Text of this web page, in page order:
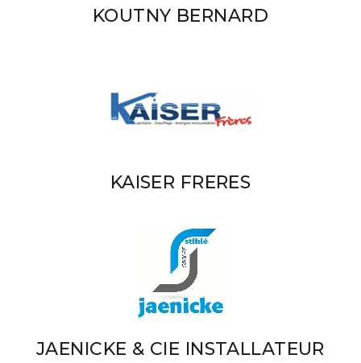
KOUTNY BERNARD
KAISER FRERES
JAENICKE & CIE INSTALLATEUR